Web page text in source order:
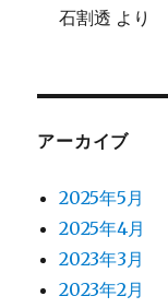
石割透 より
アーカイブ
2025年5月
2025年4月
2023年3月
2023年2月